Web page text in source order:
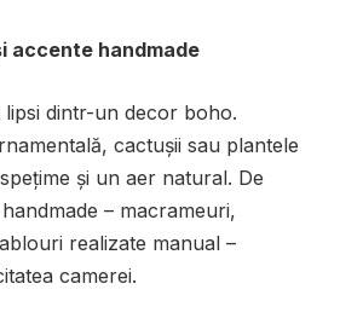
accente handmade
dintr-un decor boho.
cactușii sau plantele
și un aer natural. De
– macrameuri,
realizate manual –
camerei.